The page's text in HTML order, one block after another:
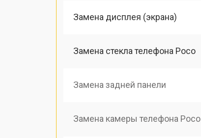
Замена дисплея (экрана)
Замена стекла телефона Poco
Замена задней панели
Замена камеры телефона Poco